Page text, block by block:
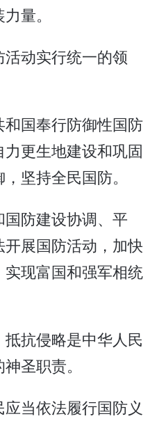
量。
动实行统一的领
国奉行防御性国防
更生地建设和巩固
坚持全民国防。
防建设协调、平
展国防活动，加快
现富国和强军相统
抗侵略是中华人民
圣职责。
当依法履行国防义